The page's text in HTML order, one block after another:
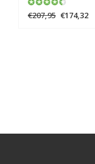
€207,95 €174,32